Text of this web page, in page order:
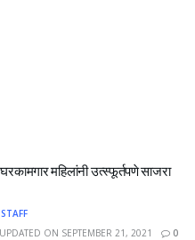
महिलांनी उत्स्फूर्तपणे साजरा
ON SEPTEMBER 21, 2021
0